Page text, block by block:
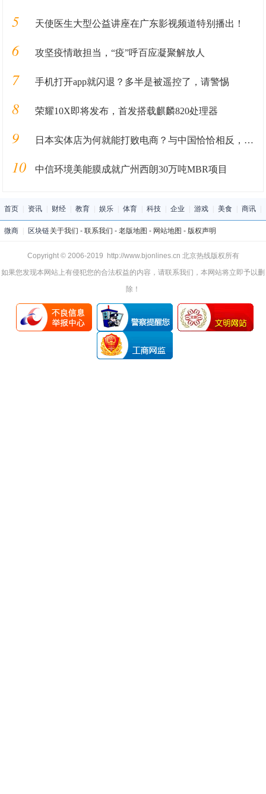
5
天使医生大型公益讲座在广东影视频道特别播出！
6 攻坚疫情敢担当，“疫”呼百应凝聚解放人
7 手机打开app就闪退？多半是被遥控了，请警惕
8 荣耀10X即将发布，首发搭载麒麟820处理器
9 日本实体店为何就能打败电商？与中国恰恰相反，问题出在哪里？
10 中信环境美能膜成就广州西朗30万吨MBR项目
首页 资讯 财经 教育 娱乐 体育 科技 企业 游戏 美食 商讯
微商 区块链关于我们 - 联系我们 - 老版地图 - 网站地图 - 版权声明
Copyright © 2006-2019 http://www.bjonlines.cn 北京热线版权所有
如果您发现本网站上有侵犯您的合法权益的内容，请联系我们，本网站将立即予以删
除！